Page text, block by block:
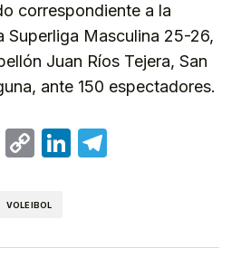
correspondiente a la
Superliga Masculina 25-26,
Juan Ríos Tejera, San
ante 150 espectadores.
X
CopyLinkedIn
VOLEIBOL